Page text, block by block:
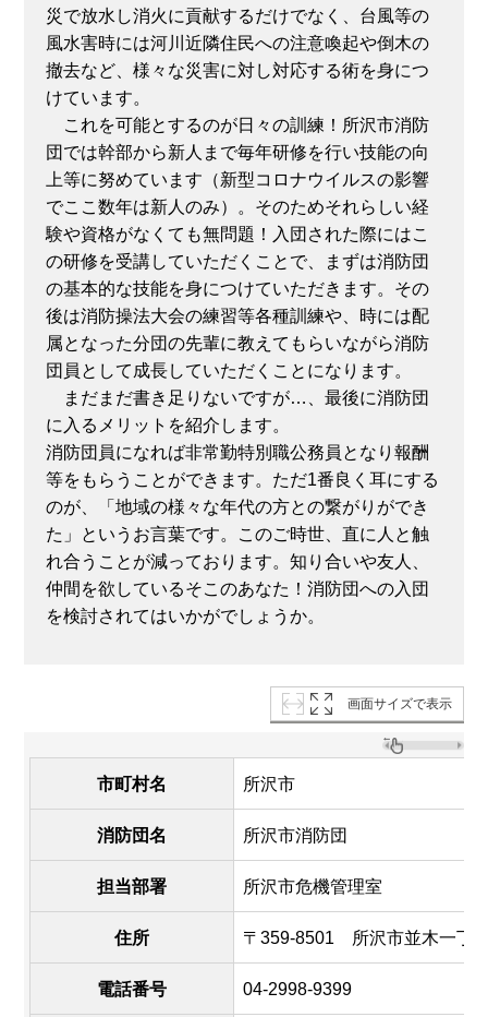
災で放水し消火に貢献するだけでなく、台風等の
風水害時には河川近隣住民への注意喚起や倒木の
撤去など、様々な災害に対し対応する術を身につ
けています。
これを可能とするのが日々の訓練！所沢市消防
団では幹部から新人まで毎年研修を行い技能の向
上等に努めています（新型コロナウイルスの影響
でここ数年は新人のみ）。そのためそれらしい経
験や資格がなくても無問題！入団された際にはこ
の研修を受講していただくことで、まずは消防団
の基本的な技能を身につけていただきます。その
後は消防操法大会の練習等各種訓練や、時には配
属となった分団の先輩に教えてもらいながら消防
団員として成長していただくことになります。
まだまだ書き足りないですが…、最後に消防団
に入るメリットを紹介します。
消防団員になれば非常勤特別職公務員となり報酬
等をもらうことができます。ただ1番良く耳にする
のが、「地域の様々な年代の方との繋がりができ
た」というお言葉です。このご時世、直に人と触
れ合うことが減っております。知り合いや友人、
仲間を欲しているそこのあなた！消防団への入団
を検討されてはいかがでしょうか。
画面サイズで表示
市町村名 所沢市
消防団名 所沢市消防団
担当部署 所沢市危機管理室
住所 〒359-8501 所沢市並木一丁
電話番号 04-2998-9399